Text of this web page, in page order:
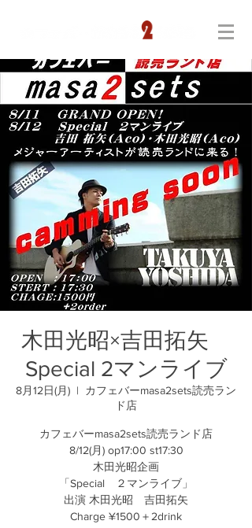
木田光昭×吉田拓矢
Special 2マンライブ
8月12日(月)
  |
カフェバーmasa2sets読売ラン
ド店
カフェバーmasa2sets読売ランド店
8/12(月) op17:00 st17:30
木田光昭企画
「Special ２マンライブ」
出演 木田光昭 吉田拓矢
Charge ¥1500＋2drink